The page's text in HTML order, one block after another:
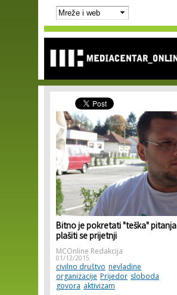
Skip to
main
content
Bitno je pokretati "teška"
plašiti se prijetnji
MCOnline Redakcija
01/12/2015
civilno društvo nevladine
organizacije Prijedor sloboda
govora aktivizam